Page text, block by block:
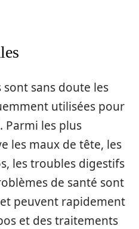
sont sans doute les
utilisées pour
Parmi les plus
les maux de tête, les
les troubles digestifs
de santé sont
peuvent rapidement
et des traitements